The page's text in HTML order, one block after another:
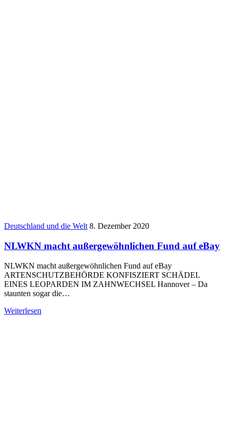
Deutschland und die Welt 8. Dezember 2020
NLWKN macht außergewöhnlichen Fund auf eBay
NLWKN macht außergewöhnlichen Fund auf eBay
ARTENSCHUTZBEHÖRDE KONFISZIERT SCHÄDEL
EINES LEOPARDEN IM ZAHNWECHSEL Hannover – Da
staunten sogar die…
Weiterlesen